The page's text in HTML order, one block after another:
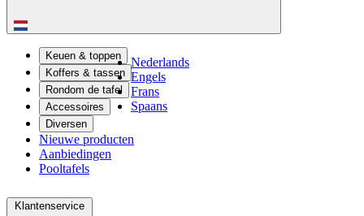
Nederlands
Engels
Frans
Spaans
Keuen & toppen
Koffers & tassen
Rondom de tafel
Accessoires
Diversen
Nieuwe producten
Aanbiedingen
Pooltafels
Klantenservice